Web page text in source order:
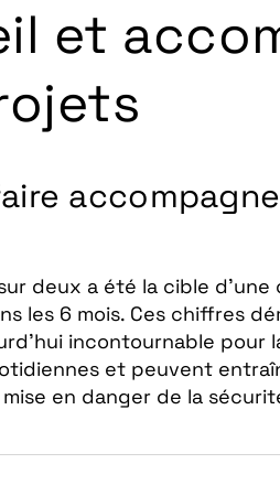
et
deux a été la cible
les 6 mois. Ces chiffres
incontournable pour
et peuvent
en danger de la